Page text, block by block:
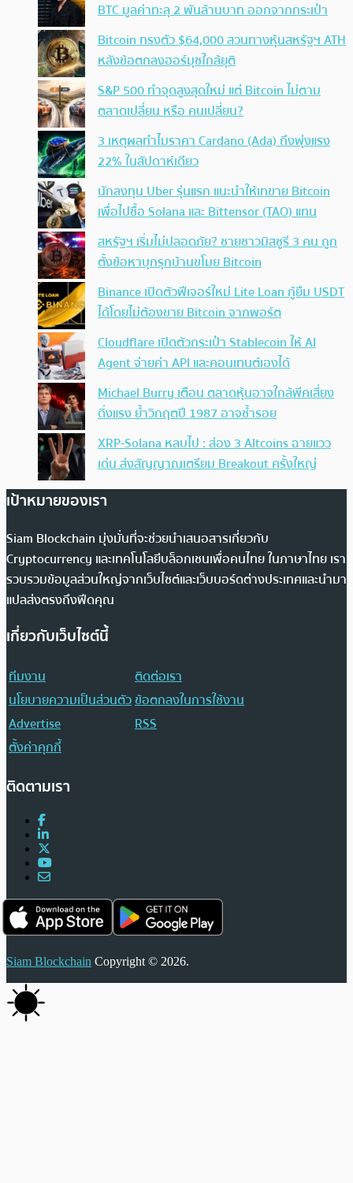
BTC มูลค่าทะลุ 2 พันล้านบาท ออกจากกระเป๋า
Bitcoin ทรงตัว $64,000 สวนทางหุ้นสหรัฐฯ ATH
หลังข้อตกลงฮอร์มุซใกล้ยุติ
S&P 500 ทำจุดสูงสุดใหม่ แต่ Bitcoin ไม่ตาม
ตลาดเปลี่ยน หรือ คนเปลี่ยน?
3 เหตุผลทำไมราคา Cardano (Ada) ถึงพุ่งแรง
22% ในสัปดาห์เดียว
นักลงทุน Uber รุ่นแรก แนะนำให้เทขาย Bitcoin
เพื่อไปซื้อ Solana และ Bittensor (TAO) แทน
สหรัฐฯ เริ่มไม่ปลอดภัย? ชายชาวมิสซูรี 3 คน ถูก
ตั้งข้อหาบุกรุกบ้านขโมย Bitcoin
Binance เปิดตัวฟีเจอร์ใหม่ Lite Loan กู้ยืม USDT
ได้โดยไม่ต้องขาย Bitcoin จากพอร์ต
Cloudflare เปิดตัวกระเป๋า Stablecoin ให้ AI
Agent จ่ายค่า API และคอนเทนต์เองได้
Michael Burry เตือน ตลาดหุ้นอาจใกล้พีคเสี่ยง
ดิ่งแรง ย้ำวิกฤตปี 1987 อาจซ้ำรอย
XRP-Solana หลบไป : ส่อง 3 Altcoins ฉายแวว
เด่น ส่งสัญญาณเตรียม Breakout ครั้งใหญ่
เป้าหมายของเรา
Siam Blockchain มุ่งมั่นที่จะช่วยนำเสนอสารเกี่ยวกับ
Cryptocurrency และเทคโนโลยีบล็อกเชนเพื่อคนไทย ในภาษาไทย เรา
รวบรวมข้อมูลส่วนใหญ่จากเว็บไซต์และเว็บบอร์ดต่างประเทศและนำมา
แปลส่งตรงถึงฟีดคุณ
เกี่ยวกับเว็บไซต์นี้
ทีมงาน
ติดต่อเรา
นโยบายความเป็นส่วนตัวข้อตกลงในการใช้งาน
Advertise
RSS
ตั้งค่าคุกกี้
ติดตามเรา
Siam Blockchain Copyright © 2026.